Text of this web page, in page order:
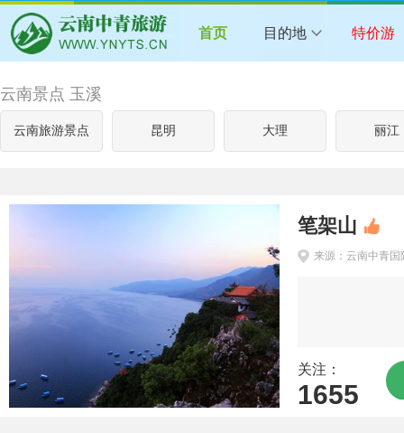
首页 目的地 特价游
云南景点 玉溪
云南旅游景点 昆明 大理 丽江
笔架山
来源：云南中青
关注：
1655